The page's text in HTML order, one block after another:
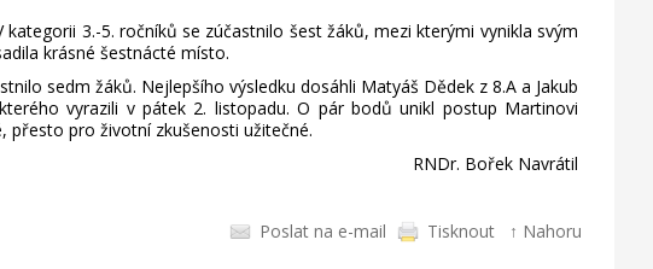
3.-5. ročníků se zúčastnilo šest žáků, mezi kterými vynikla svým
krásné šestnácté místo.
sedm žáků. Nejlepšího výsledku dosáhli Matyáš Dědek z 8.A a Jakub
vyrazili v pátek 2. listopadu. O pár bodů unikl postup Martinovi
přesto pro životní zkušenosti užitečné.
RNDr. Bořek Navrátil
Poslat na e-mail
Tisknout ↑ Nahoru